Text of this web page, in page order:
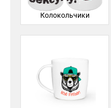
Колокольчики